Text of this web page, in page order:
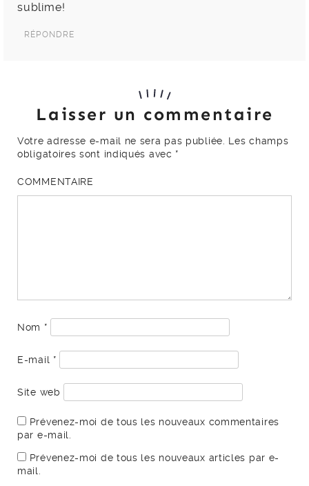
sublime!
RÉPONDRE
Laisser un commentaire
Votre adresse e-mail ne sera pas publiée. Les champs
obligatoires sont indiqués avec *
COMMENTAIRE
Nom *
E-mail *
Site web
Prévenez-moi de tous les nouveaux commentaires
par e-mail.
Prévenez-moi de tous les nouveaux articles par e-
mail.